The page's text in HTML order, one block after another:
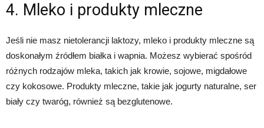
4. Mleko i produkty mleczne
Jeśli nie masz nietolerancji laktozy, mleko i produkty mleczne są
doskonałym źródłem białka i wapnia. Możesz wybierać spośród
różnych rodzajów mleka, takich jak krowie, sojowe, migdałowe
czy kokosowe. Produkty mleczne, takie jak jogurty naturalne, ser
biały czy twaróg, również są bezglutenowe.